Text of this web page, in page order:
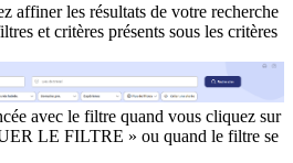
affiner les résultats de votre recherche
et critères présents sous les critères
avec le filtre quand vous cliquez sur
LE FILTRE » ou quand le filtre se